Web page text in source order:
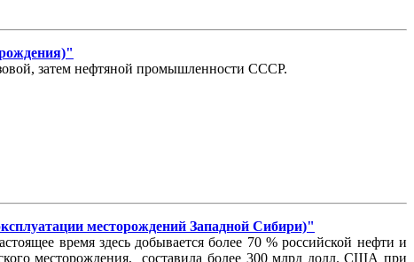
затем нефтяной промышленности СССР.
месторождений Западной Сибири)"
время здесь добывается более 70 % российской нефти и
месторождения, составила более 300 млрд долл. США при